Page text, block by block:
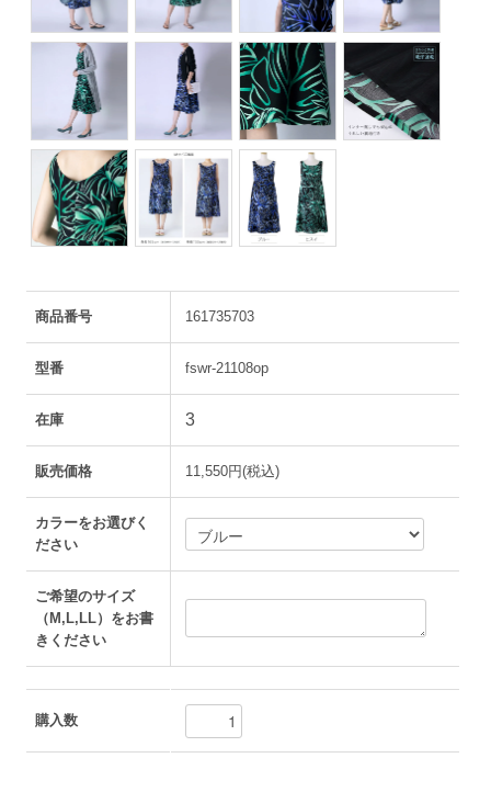
商品番号 161735703
型番 fswr-21108op
在庫 3
販売価格 11,550円(税込)
カラーをお選びく
ださい
ご希望のサイズ
（M,L,LL）をお書
きください
購入数